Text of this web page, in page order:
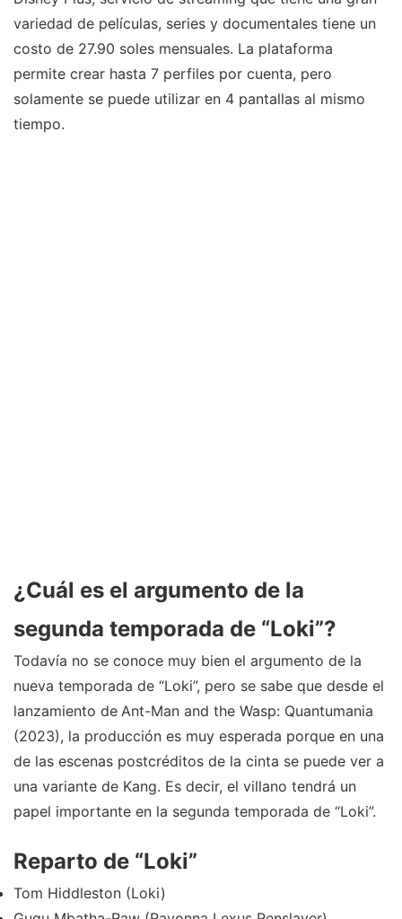
variedad de películas, series y documentales tiene un
costo de 27.90 soles mensuales. La plataforma
permite crear hasta 7 perfiles por cuenta, pero
solamente se puede utilizar en 4 pantallas al mismo
tiempo.
¿Cuál es el argumento de la
segunda temporada de “Loki”?
Todavía no se conoce muy bien el argumento de la
nueva temporada de “Loki”, pero se sabe que desde el
lanzamiento de Ant-Man and the Wasp: Quantumania
(2023), la producción es muy esperada porque en una
de las escenas postcréditos de la cinta se puede ver a
una variante de Kang. Es decir, el villano tendrá un
papel importante en la segunda temporada de “Loki”.
Reparto de “Loki”
Tom Hiddleston (Loki)